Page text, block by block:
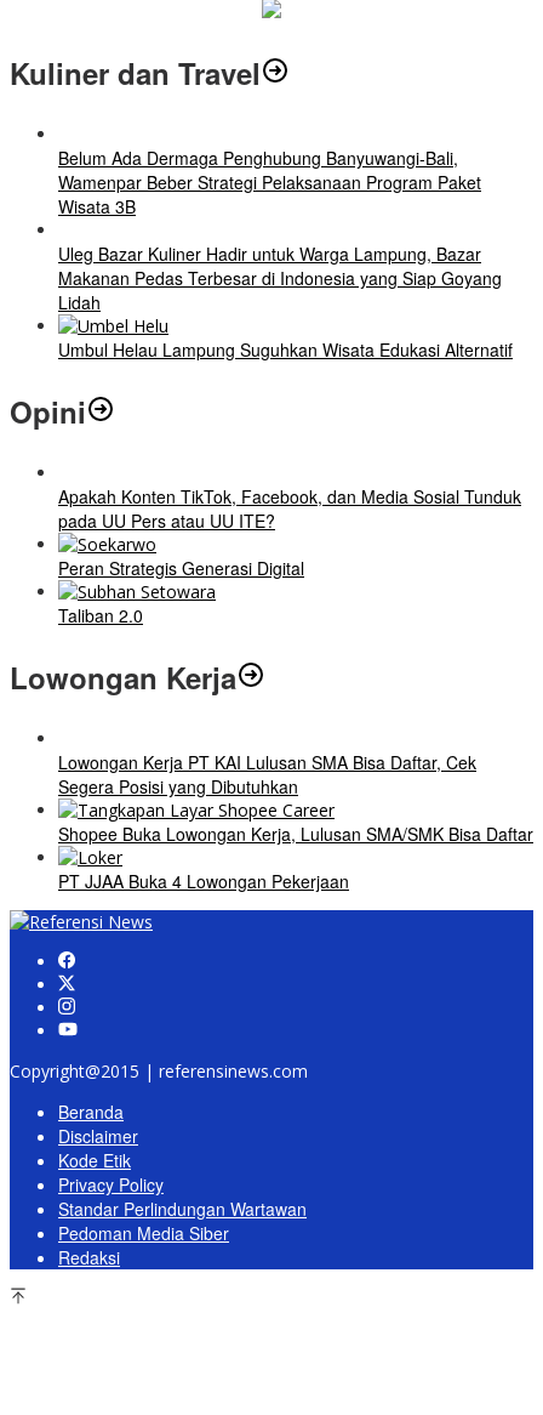
Kuliner dan Travel
Belum Ada Dermaga Penghubung Banyuwangi-Bali,
Wamenpar Beber Strategi Pelaksanaan Program Paket
Wisata 3B
Uleg Bazar Kuliner Hadir untuk Warga Lampung, Bazar
Makanan Pedas Terbesar di Indonesia yang Siap Goyang
Lidah
Umbul Helau Lampung Suguhkan Wisata Edukasi Alternatif
Opini
Apakah Konten TikTok, Facebook, dan Media Sosial Tunduk
pada UU Pers atau UU ITE?
Peran Strategis Generasi Digital
Taliban 2.0
Lowongan Kerja
Lowongan Kerja PT KAI Lulusan SMA Bisa Daftar, Cek
Segera Posisi yang Dibutuhkan
Shopee Buka Lowongan Kerja, Lulusan SMA/SMK Bisa Daftar
PT JJAA Buka 4 Lowongan Pekerjaan
Copyright@2015 | referensinews.com
Beranda
Disclaimer
Kode Etik
Privacy Policy
Standar Perlindungan Wartawan
Pedoman Media Siber
Redaksi